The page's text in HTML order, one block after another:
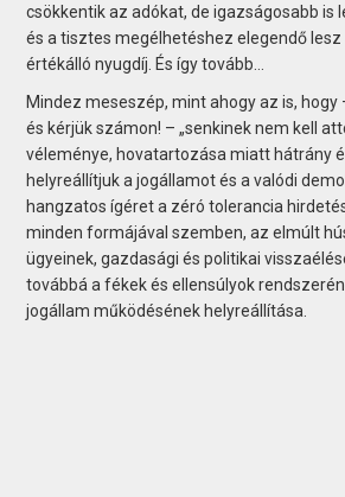
csökkentik az adókat, de igazságosabb is
és a tisztes megélhetéshez elegendő
értékálló nyugdíj. És így tovább…
Mindez meseszép, mint ahogy az is, hogy
és kérjük számon! – „senkinek nem kell
véleménye, hovatartozása miatt hátrány
helyreállítjuk a jogállamot és a valódi
hangzatos ígéret a zéró tolerancia
minden formájával szemben, az elmúlt
ügyeinek, gazdasági és politikai
továbbá a fékek és ellensúlyok
jogállam működésének helyreállítása.